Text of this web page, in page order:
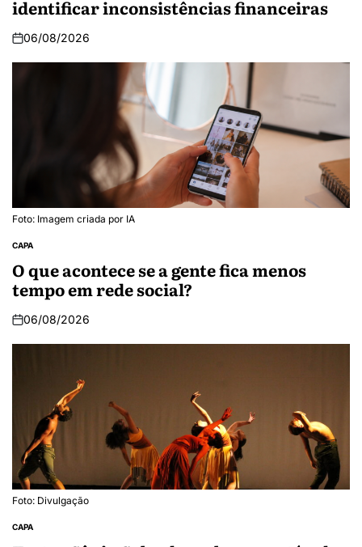
identificar inconsistências financeiras
06/08/2026
Foto: Imagem criada por IA
CAPA
O que acontece se a gente fica menos
tempo em rede social?
06/08/2026
Foto: Divulgação
CAPA